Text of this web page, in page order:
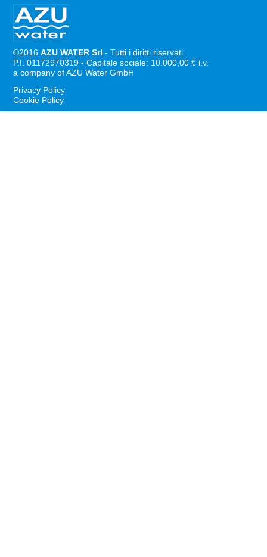
©2016AZU WATER Srl - Tutti i diritti riservati.
P.I. 01172970319 - Capitale sociale: 10.000,00 € i.v.
a company of AZU Water GmbH
Privacy Policy
Cookie Policy